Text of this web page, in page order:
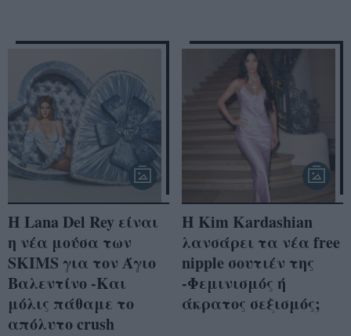
H Lana Del Rey είναι
η νέα μούσα των
SKIMS για τον Άγιο
Βαλεντίνο -Και
μόλις πάθαμε το
απόλυτο crush
Η Kim Kardashian
λανσάρει τα νέα free
nipple σουτιέν της
-Φεμινισμός ή
άκρατος σεξισμός;